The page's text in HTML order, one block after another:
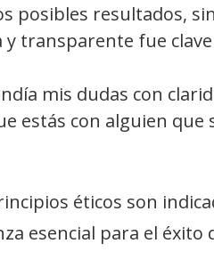
posibles resultados, sin
y transparente fue
mis dudas con
estás con alguien que
éticos son
esencial para el éxito